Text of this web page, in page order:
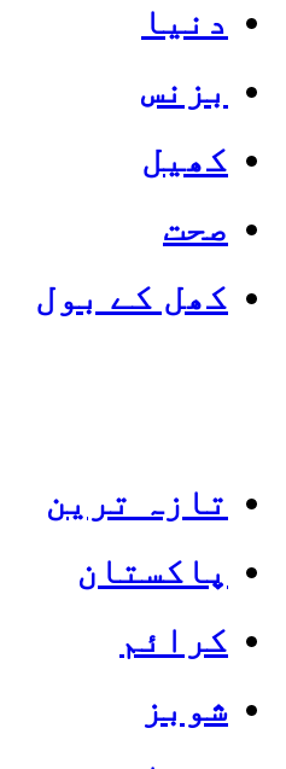
دنیا
بزنس
کھیل
صحت
کھل کے بول
تازہ ترین
پاکستان
کرائم
شوبز
Categories
Top News